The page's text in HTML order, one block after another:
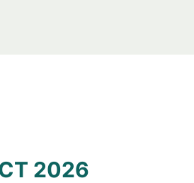
2026